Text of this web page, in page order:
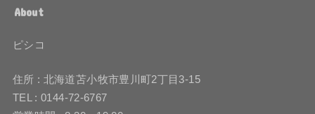
About
ピシコ
住所 : 北海道苫小牧市豊川町2丁目3-15
TEL : 0144-72-6767